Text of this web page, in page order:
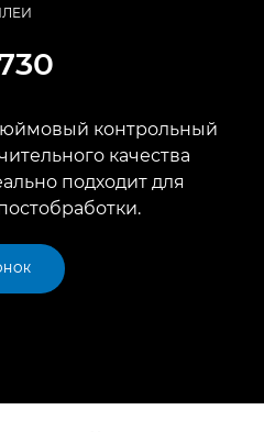
контрольный
качества
подходит для